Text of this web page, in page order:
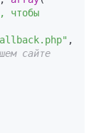
чтобы
сайте